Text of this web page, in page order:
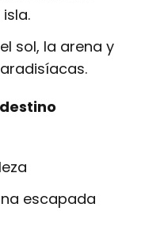
sol, la arena y
escapada